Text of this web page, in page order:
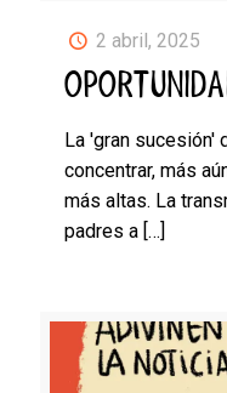
2 abril, 2025
La 'gran sucesión'
concentrar, más
más altas. La
padres a […]